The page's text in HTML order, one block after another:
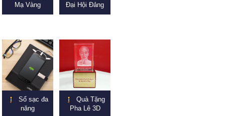
Mạ Vàng
Đại Hội Đảng
Sổ sạc đa
năng
Quà Tặng
Pha Lê 3D